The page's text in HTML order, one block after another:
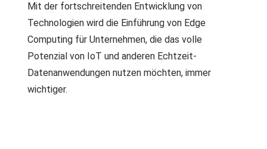
Mit der fortschreitenden Entwicklung von
Technologien wird die Einführung von Edge
Computing für Unternehmen, die das volle
Potenzial von IoT und anderen Echtzeit-
Datenanwendungen nutzen möchten, immer
wichtiger.